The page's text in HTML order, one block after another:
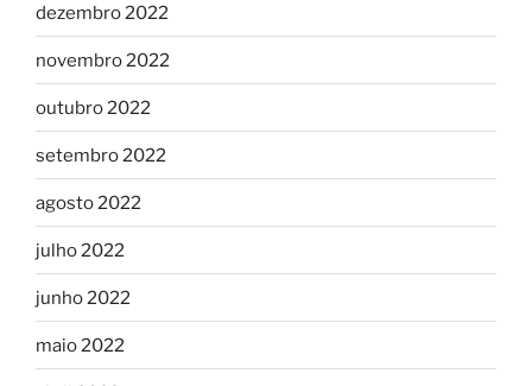
dezembro 2022
novembro 2022
outubro 2022
setembro 2022
agosto 2022
julho 2022
junho 2022
maio 2022